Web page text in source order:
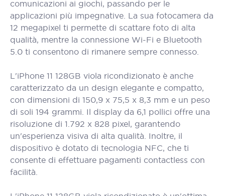
comunicazioni ai giochi, passando per le
applicazioni più impegnative. La sua fotocamera da
12 megapixel ti permette di scattare foto di alta
qualità, mentre la connessione Wi-Fi e Bluetooth
5.0 ti consentono di rimanere sempre connesso.
L'iPhone 11 128GB viola ricondizionato è anche
caratterizzato da un design elegante e compatto,
con dimensioni di 150,9 x 75,5 x 8,3 mm e un peso
di soli 194 grammi. Il display da 6,1 pollici offre una
risoluzione di 1.792 x 828 pixel, garantendo
un'esperienza visiva di alta qualità. Inoltre, il
dispositivo è dotato di tecnologia NFC, che ti
consente di effettuare pagamenti contactless con
facilità.